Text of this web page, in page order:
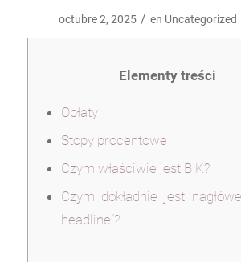
octubre 2, 2025 / en Uncategorized
Elementy treści
Opłaty
Stopy procentowe
Czym właściwie jest BIK?
Czym dokładnie jest
headline”?